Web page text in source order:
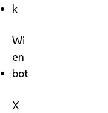
k
Wi
en
bot
X